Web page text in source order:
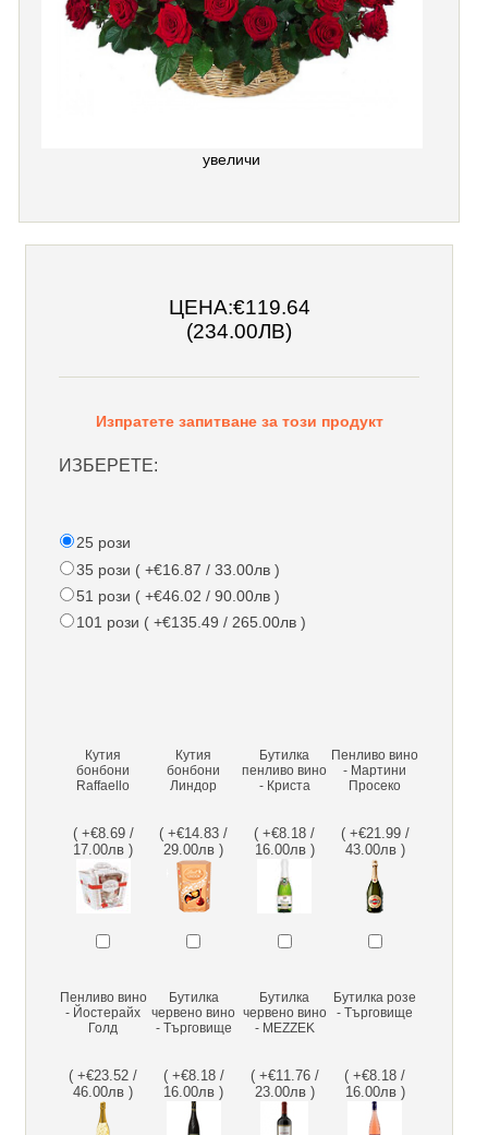
увеличи
ЦЕНА:€119.64
(234.00ЛВ)
Изпратете запитване за този продукт
ИЗБЕРЕТЕ:
25 рози
35 рози ( +€16.87 / 33.00лв )
51 рози ( +€46.02 / 90.00лв )
101 рози ( +€135.49 / 265.00лв )
Кутия
бонбони
Raffaello
( +€8.69 /
17.00лв )
Кутия
бонбони
Линдор
( +€14.83 /
29.00лв )
Бутилка
пенливо вино
- Криста
( +€8.18 /
16.00лв )
Пенливо вино
- Мартини
Просеко
( +€21.99 /
43.00лв )
Пенливо вино
- Йостерайх
Голд
( +€23.52 /
46.00лв )
Бутилка
червено вино
- Търговище
( +€8.18 /
16.00лв )
Бутилка
червено вино
- MEZZEK
( +€11.76 /
23.00лв )
Бутилка розе
- Търговище
( +€8.18 /
16.00лв )